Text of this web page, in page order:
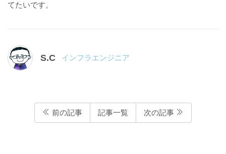
てたいです。
S.C インフラエンジニア
前の記事 記事一覧 次の記事